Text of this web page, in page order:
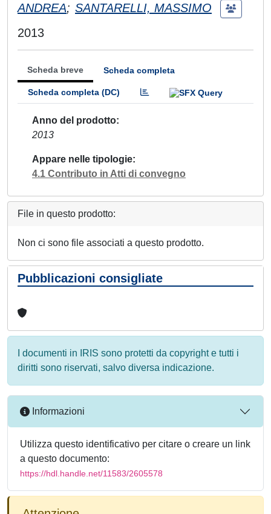
ANDREA; SANTARELLI, MASSIMO
2013
Scheda breve Scheda completa
Scheda completa (DC)
Anno del prodotto
2013
Appare nelle tipologie
4.1 Contributo in Atti di convegno
File in questo prodotto:
Non ci sono file associati a questo prodotto.
Pubblicazioni consigliate
I documenti in IRIS sono protetti da copyright e tutti i
diritti sono riservati, salvo diversa indicazione.
Informazioni
Utilizza questo identificativo per citare o creare un link
a questo documento:
https://hdl.handle.net/11583/2605578